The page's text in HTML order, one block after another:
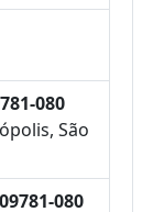
080
São
080